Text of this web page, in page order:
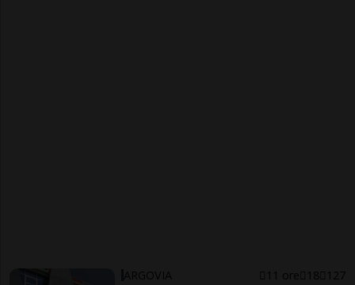
ARGOVIA 11 ore 18 127